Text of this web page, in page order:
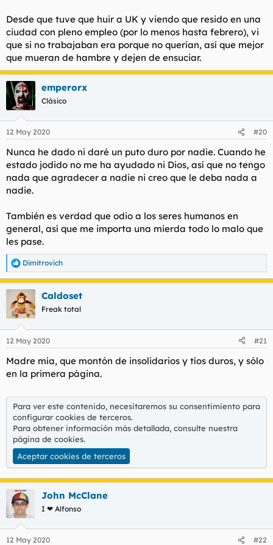
Desde que tuve que huir a UK y viendo que resido en una
ciudad con pleno empleo (por lo menos hasta febrero), vi
que si no trabajaban era porque no querían, así que mejor
que mueran de hambre y dejen de ensuciar.
emperorx
Clásico
12 May 2020 #20
Nunca he dado ni daré un puto duro por nadie. Cuando he
estado jodido no me ha ayudado ni Dios, así que no tengo
nada que agradecer a nadie ni creo que le deba nada a
nadie.
También es verdad que odio a los seres humanos en
general, así que me importa una mierda todo lo malo que
les pase.
R
e
a
c
i
e
:
Dimitrovich
Caldoset
Freak total
12 May 2020 #21
Madre mía, que montón de insolidarios y tíos duros, y sólo
en la primera página.
Para ver este contenido, necesitaremos su consentimiento para
configurar cookies de terceros.
Para obtener información más detallada, consulte nuestra
página de cookies.
Aceptar cookies de terceros
John McClane
I ❤ Alfonso
12 May 2020 #22